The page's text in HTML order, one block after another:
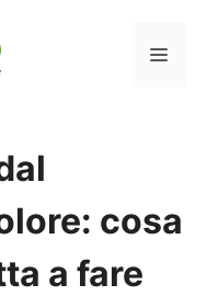
Menu
cosa
a fare